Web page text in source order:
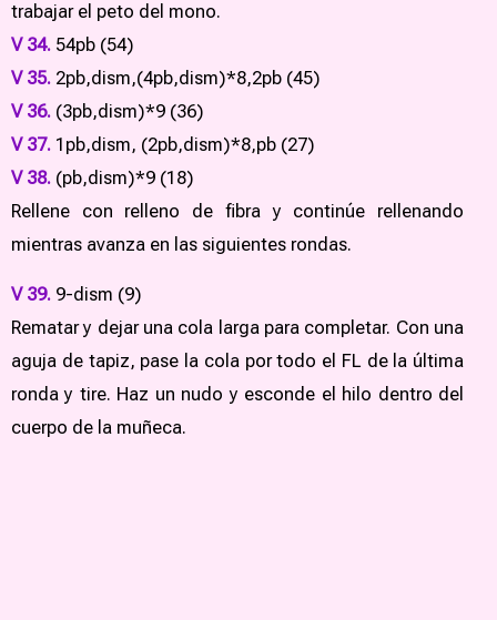
trabajar el peto del mono.
V 34. 54pb (54)
V 35. 2pb,dism,(4pb,dism)*8,2pb (45)
V 36. (3pb,dism)*9 (36)
V 37. 1pb,dism, (2pb,dism)*8,pb (27)
V 38. (pb,dism)*9 (18)
Rellene con relleno de fibra y continúe rellenando
mientras avanza en las siguientes rondas.
V 39. 9-dism (9)
Rematar y dejar una cola larga para completar. Con una
aguja de tapiz, pase la cola por todo el FL de la última
ronda y tire. Haz un nudo y esconde el hilo dentro del
cuerpo de la muñeca.